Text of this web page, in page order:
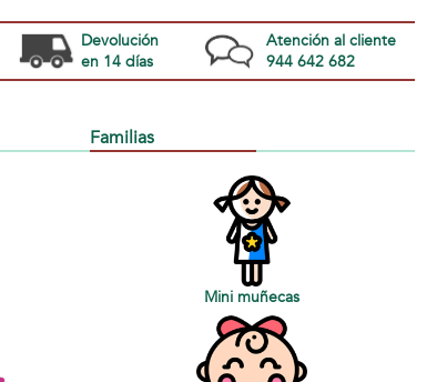
Devolución
en 14 días
Atención al cliente
944 642 682
Familias
Mini muñecas